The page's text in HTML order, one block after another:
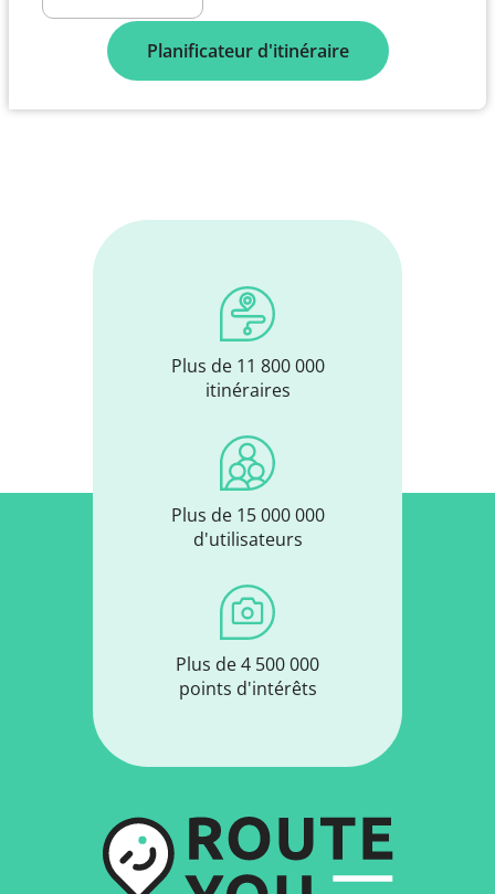
Planificateur d'itinéraire
Plus de 11 800 000
itinéraires
Plus de 15 000 000
d'utilisateurs
Plus de 4 500 000
points d'intérêts